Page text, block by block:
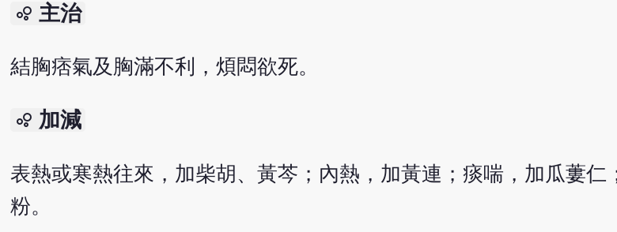
bubble_chart 主治
結胸痞氣及胸滿不利，煩悶欲死。
bubble_chart 加減
表熱或寒熱往來，加柴胡、黃芩；內熱，加黃連；痰喘，加瓜蔞仁
粉。